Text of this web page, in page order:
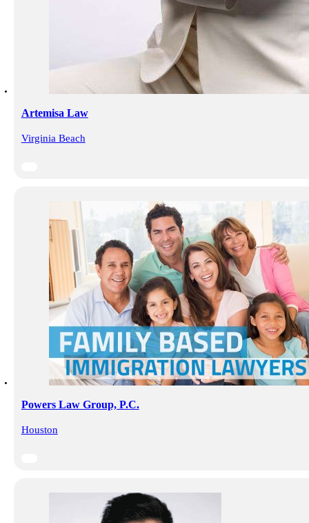
Artemisa Law
Virginia Beach
Powers Law Group, P.C.
Houston